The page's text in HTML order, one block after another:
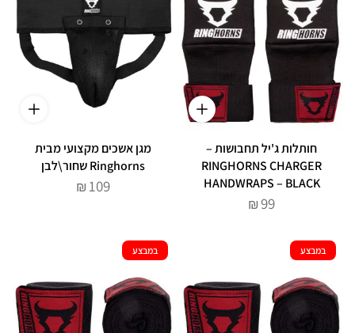
חותלות ג'יל תחבושות –
RINGHORNS CHARGER
HANDWRAPS – BLACK
₪99
מגן אשכים מקצועי מבית
Ringhorns שחור\לבן
₪ 109
במבצע במבצע